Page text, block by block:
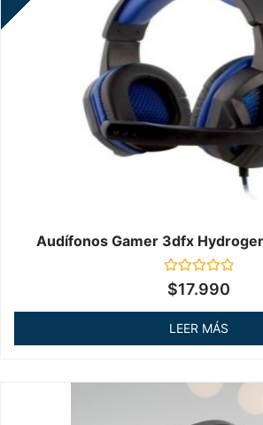
Audífonos Gamer 3dfx
Valorado
en
$17.990
LEER MÁS